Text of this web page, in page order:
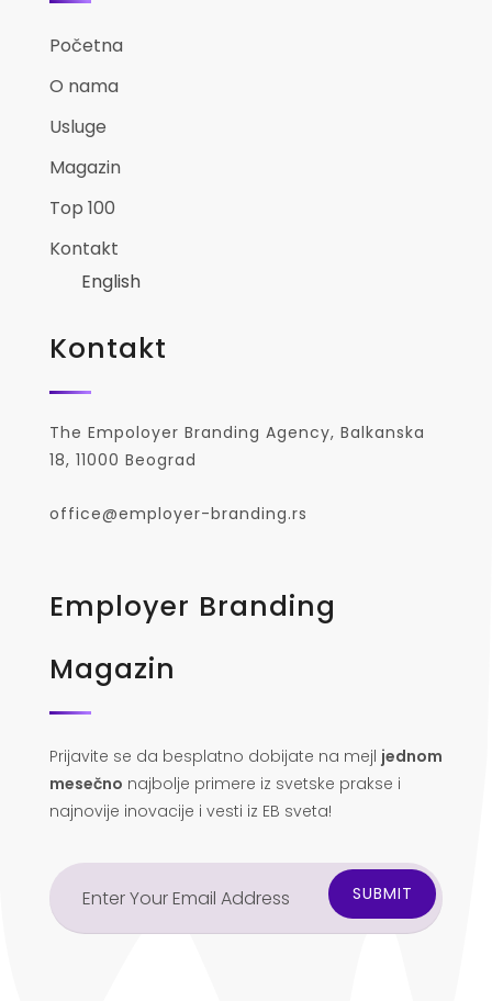
Početna
O nama
Usluge
Magazin
Top 100
Kontakt
English
Kontakt
The Empoloyer Branding Agency, Balkanska
18, 11000 Beograd
office@employer-branding.rs
Employer Branding
Magazin
Prijavite se da besplatno dobijate na mejl jednom
mesečno najbolje primere iz svetske prakse i
najnovije inovacije i vesti iz EB sveta!